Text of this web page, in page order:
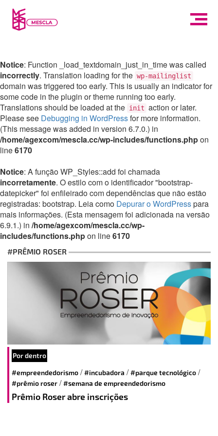
Notice: Function _load_textdomain_just_in_time was called
incorrectly. Translation loading for the wp-mailinglist
domain was triggered too early. This is usually an indicator for
some code in the plugin or theme running too early.
Translations should be loaded at the init action or later.
Please see Debugging in WordPressfor more information.
(This message was added in version 6.7.0.) in
/home/agexcom/mescla.cc/wp-includes/functions.phpon
line6170
Notice: A função WP_Styles::add foi chamada
incorretamente. O estilo com o identificador "bootstrap-
datepicker" foi enfileirado com dependências que não estão
registradas: bootstrap. Leia como Depurar o WordPresspara
mais informações. (Esta mensagem foi adicionada na versão
6.9.1.) in /home/agexcom/mescla.cc/wp-
includes/functions.phpon line6170
#PRÊMIO ROSER
Por dentro
#empreendedorismo /#incubadora /#parque tecnológico /
#prêmio roser /#semana de empreendedorismo
Prêmio Roser abre inscrições